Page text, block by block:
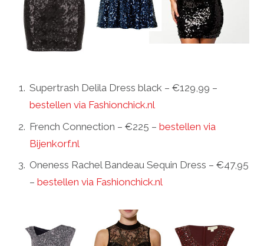
Supertrash Delila Dress black – €129,99 –
bestellen via Fashionchick.nl
French Connection – €225 – bestellen via
Bijenkorf.nl
Oneness Rachel Bandeau Sequin Dress – €47,95
– bestellen via Fashionchick.nl